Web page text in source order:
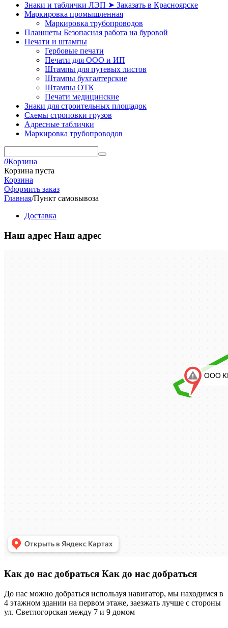
Знаки и таблички ЛЭП ➤ Заказать в Красноярске
Маркировка промышленная
Маркировка трубопроводов
Планшеты Безопасная работа на буровой
Печати и штампы
Гербовые печати
Печати для ООО и ИП
Штампы для путевых листов
Штампы бухгалтерские
Штампы ОТК
Печати медицинские
Знаки для строительных площадок
Схемы строповки грузов
Адресные таблички
Маркировка трубопроводов
0Корзина
Корзина пуста
Корзина
Оформить заказ
Главная/Пункт самовывоза
Доставка
Наш адрес Наш адрес
Как до нас добраться Как до нас добраться
До нас можно добраться используя навигатор, мы находимся в
4 этажном здании на первом этаже, заезжать лучше с стороны
ул. Светлогорская между 7 и 9 домом